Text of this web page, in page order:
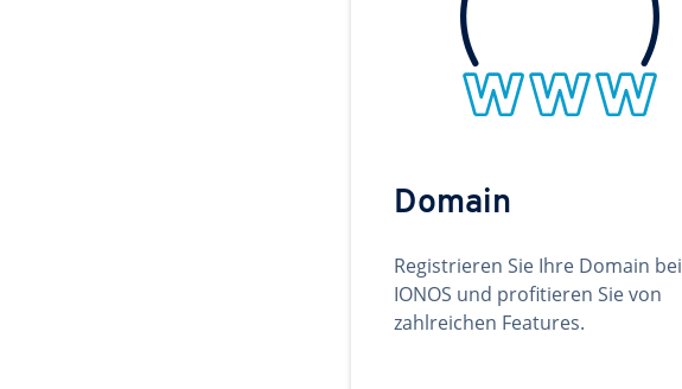
Domain
Registrieren Sie Ihre Domain bei
IONOS und profitieren Sie von
zahlreichen Features.